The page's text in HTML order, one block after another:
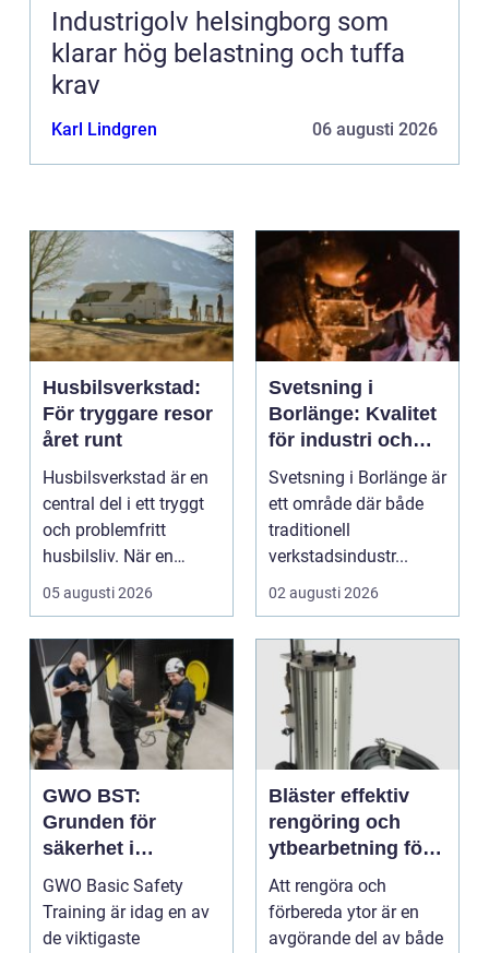
Industrigolv helsingborg som
klarar hög belastning och tuffa
krav
Karl Lindgren 06 augusti 2026
Husbilsverkstad:
För tryggare resor
året runt
Husbilsverkstad är en
central del i ett tryggt
och problemfritt
husbilsliv. När en
husbil ...
05 augusti 2026
Svetsning i
Borlänge: Kvalitet
för industri och
konstruktion
Svetsning i Borlänge är
ett område där både
traditionell
verkstadsindustr...
02 augusti 2026
GWO BST:
Grunden för
säkerhet i
vindkraftsbransch
en
GWO Basic Safety
Training är idag en av
de viktigaste
Bläster effektiv
rengöring och
ytbearbetning för
proffs och
hantverkare
Att rengöra och
förbereda ytor är en
avgörande del av både